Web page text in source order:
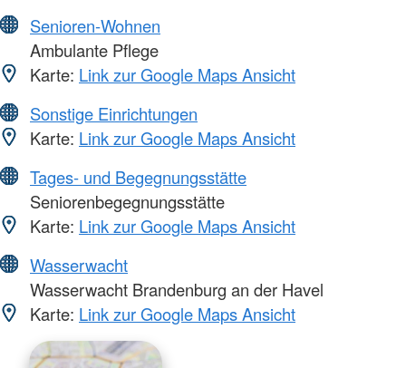
Senioren-Wohnen
Ambulante Pflege
Karte: Link zur Google Maps Ansicht
Sonstige Einrichtungen
Karte: Link zur Google Maps Ansicht
Tages- und Begegnungsstätte
Seniorenbegegnungsstätte
Karte: Link zur Google Maps Ansicht
Wasserwacht
Wasserwacht Brandenburg an der Havel
Karte: Link zur Google Maps Ansicht